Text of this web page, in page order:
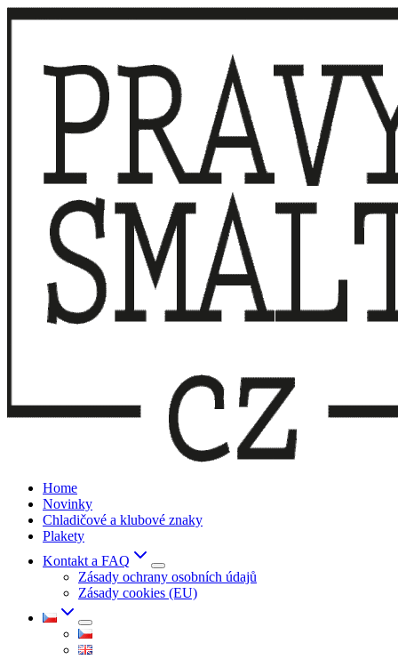
Home
Novinky
Chladičové a klubové znaky
Plakety
Kontakt a FAQ
Zásady ochrany osobních údajů
Zásady cookies (EU)